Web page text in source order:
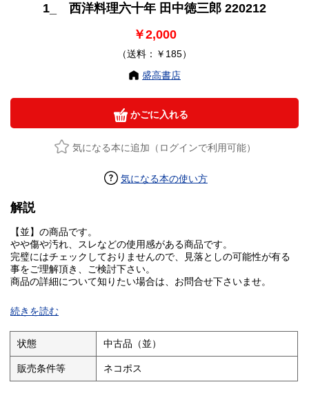
1_ 西洋料理六十年 田中徳三郎 220212
￥2,000
（送料：￥185）
盛高書店
かごに入れる
気になる本に追加（ログインで利用可能）
気になる本の使い方
解説
【並】の商品です。
やや傷や汚れ、スレなどの使用感がある商品です。
完璧にはチェックしておりませんので、見落としの可能性が有る
事をご理解頂き、ご検討下さい。
商品の詳細について知りたい場合は、お問合せ下さいませ。
■I■注意事項■I■
クリーニングしておりません。ホコリや汚れは現状になります。
基本的にお振込を確認した翌日発送となりますが、土・日・祝日
お問い合わせの回答は当日に回答出来ない場合があり、翌日が
続きを読む
状態 中古品（並）
販売条件等 ネコポス